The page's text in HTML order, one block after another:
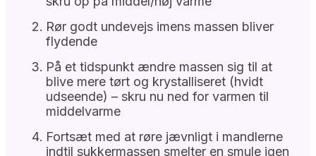
Rør godt undevejs imens massen bliver
flydende
På et tidspunkt ændre massen sig til at
blive mere tørt og krystalliseret (hvidt
udseende) – skru nu ned for varmen til
middelvarme
Fortsæt med at røre jævnligt i mandlerne
indtil sukkermassen smelter en smule igen